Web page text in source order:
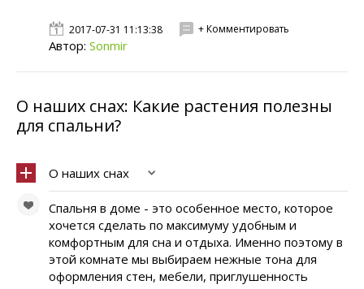
2017-07-31 11:13:38 + Комментировать
Автор: Sonmir
О наших снах: Какие растения полезны
для спальни?
О наших снах
Спальня в доме - это особенное место, которое
хочется сделать по максимуму удобным и
комфортным для сна и отдыха. Именно поэтому в
этой комнате мы выбираем нежные тона для
оформления стен, мебели, приглушенность